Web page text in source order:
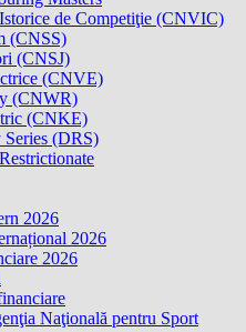
de Competiţie (CNVIC)
(CNSS)
(CNSJ)
(CNVE)
(CNWR)
(CNKE)
(DRS)
2026
2026
2026
Naţională pentru Sport